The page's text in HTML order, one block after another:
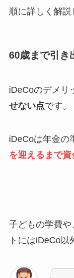
順に詳しく解説
60歳まで引き
iDeCoのデメリ
せない点です。
iDeCoは年金の
を迎えるまで
子どもの学費
トにはiDeCo以